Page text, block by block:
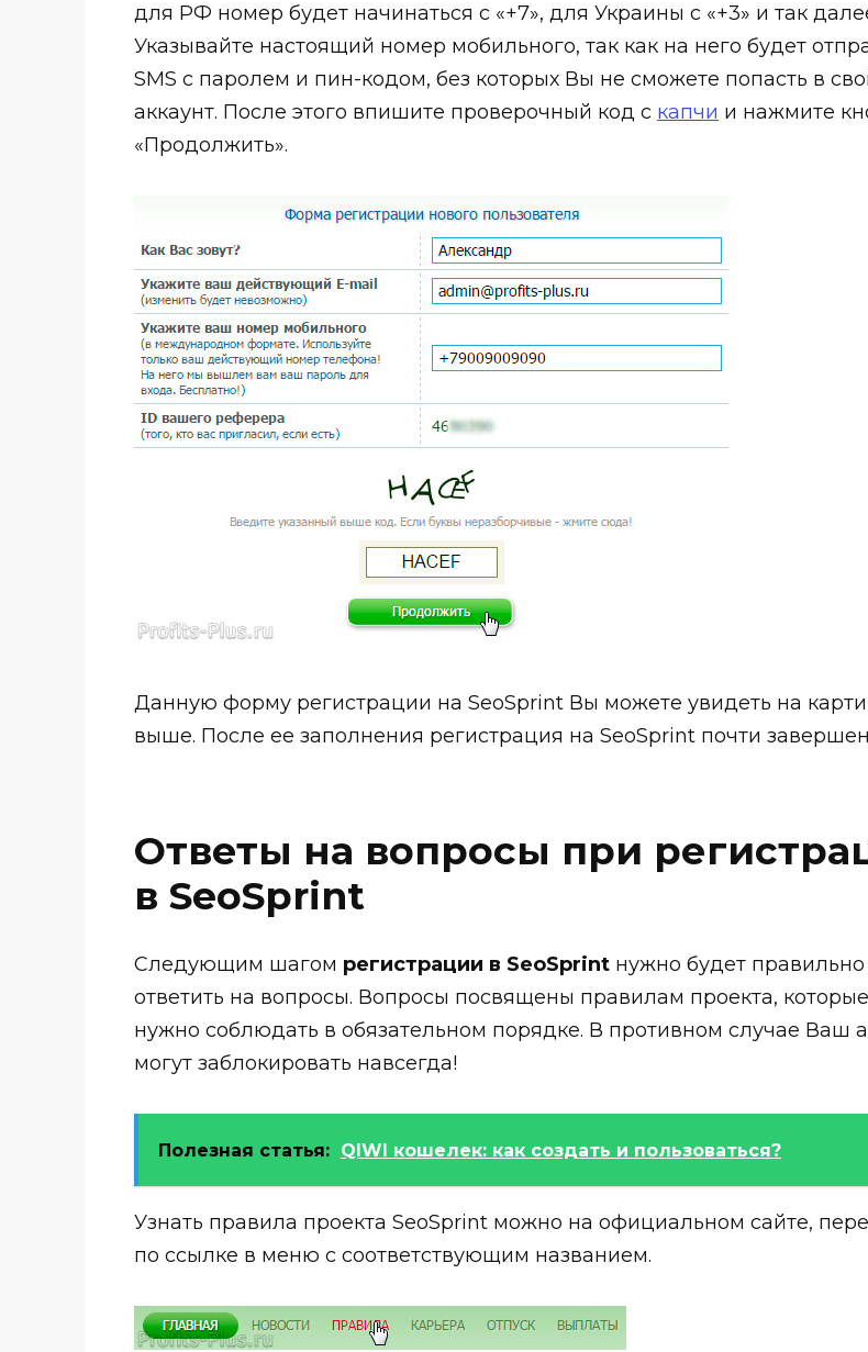
для РФ номер будет начинаться с «+7», для Украины с «+3» и так
Указывайте настоящий номер мобильного, так как на него будет
SMS с паролем и пин-кодом, без которых Вы не сможете попасть в
аккаунт. После этого впишите проверочный код с капчи и нажмите
«Продолжить».
Данную форму регистрации на SeoSprint Вы можете увидеть на
выше. После ее заполнения регистрация на SeoSprint почти
Ответы на вопросы при
в SeoSprint
Следующим шагом регистрации в SeoSprint нужно будет правильно
ответить на вопросы. Вопросы посвящены правилам проекта, которые
нужно соблюдать в обязательном порядке. В противном случае Ваш
могут заблокировать навсегда!
Полезная статья: QIWI кошелек: как создать и пользоваться?
Узнать правила проекта SeoSprint можно на официальном сайте,
по ссылке в меню с соответствующим названием.